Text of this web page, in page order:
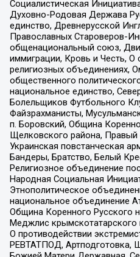
Социалистическая
Духовно-Родовая Держава
единство, Древнерусской
Православных Староверов-
общенациональный союз,
иммиграции, Кровь и Честь, О
религиозных объединениях,
общественного
национальное единство,
Болельщиков Футбольного
Файзрахманисты,
п. Боровский, Община
Щелковского района,
Украинская повстанческая
Бандеры, Братство, Белый
Религиозное объединение
Народная Социальная
Этнополитическое
национальное объединение
Община Коренного Русского
Меджлис
О противодействии
РЕВТАТПОД, Артподготовка,